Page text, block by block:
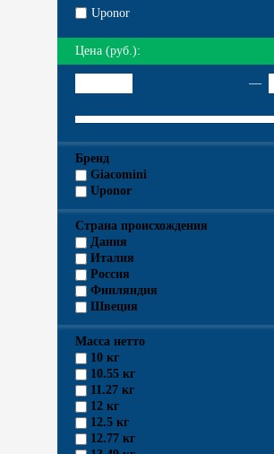
Uponor
Цена (руб.):
—
Бренд
Giacomini
Uponor
Страна происхождения
Дания
Италия
Россия
Финляндия
Швеция
Масса нетто
10 кг
10.55 кг
11.27 кг
12 кг
12.5 кг
12.77 кг